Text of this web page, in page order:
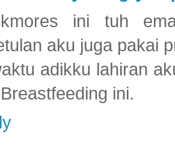
ini tuh
aku juga pakai
adikku lahiran
ini.